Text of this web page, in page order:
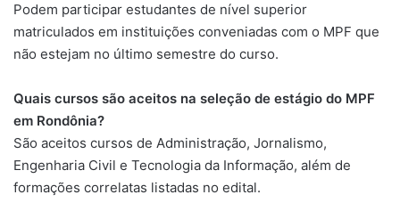
Podem participar estudantes de nível superior
matriculados em instituições conveniadas com o MPF que
não estejam no último semestre do curso.
Quais cursos são aceitos na seleção de estágio do MPF
em Rondônia?
São aceitos cursos de Administração, Jornalismo,
Engenharia Civil e Tecnologia da Informação, além de
formações correlatas listadas no edital.